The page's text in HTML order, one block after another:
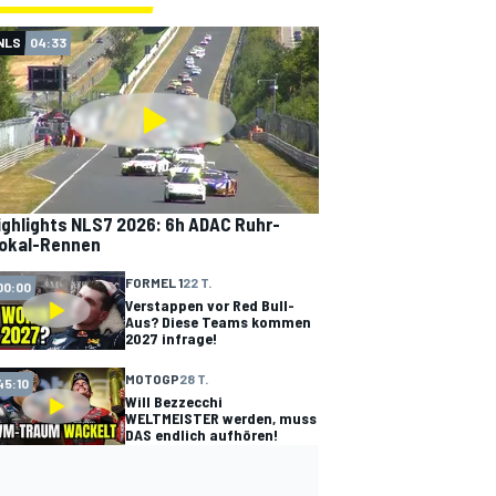
04:33
NLS7 2026: 6h ADAC Ruhr-
Rennen
FORMEL 122 T.
Verstappen vor Red Bull-
Aus? Diese Teams kommen
2027 infrage!
MOTOGP28 T.
Will Bezzecchi
WELTMEISTER werden, muss
DAS endlich aufhören!